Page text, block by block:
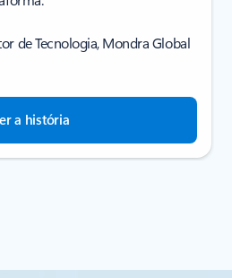
de Tecnologia, Mondra Global
a história